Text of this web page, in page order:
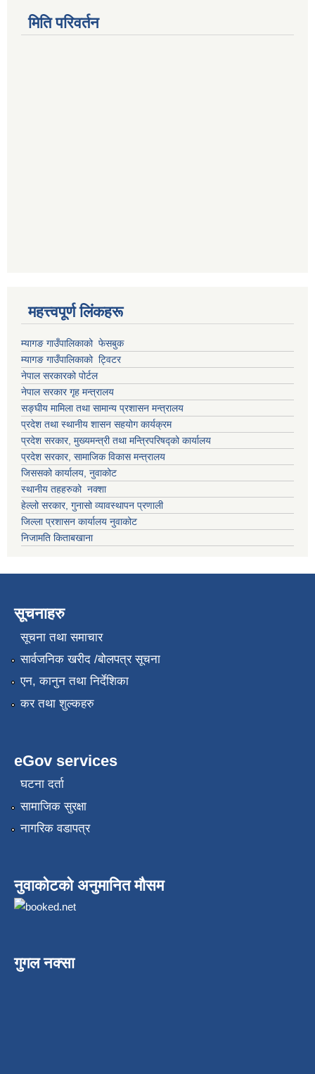
मिति परिवर्तन
महत्त्वपूर्ण लिंकहरू
म्यागङ गाउँपालिकाको फेसबुक
म्यागङ गाउँपालिकाको ट्विटर
नेपाल सरकारको पोर्टल
नेपाल सरकार गृह मन्त्रालय
सङ्घीय मामिला तथा सामान्य प्रशासन मन्त्रालय
प्रदेश तथा स्थानीय शासन सहयोग कार्यक्रम
प्रदेश सरकार, मुख्यमन्त्री तथा मन्त्रिपरिषद्को कार्यालय
प्रदेश सरकार, सामाजिक विकास मन्त्रालय
जिससको कार्यालय, नुवाकोट
स्थानीय तहहरुको नक्शा
हेल्लो सरकार, गुनासो व्यावस्थापन प्रणाली
जिल्ला प्रशासन कार्यालय नुवाकोट
निजामति किताबखाना
सूचनाहरु
सूचना तथा समाचार
सार्वजनिक खरीद /बोलपत्र सूचना
एन, कानुन तथा निर्देशिका
कर तथा शुल्कहरु
eGov services
घटना दर्ता
सामाजिक सुरक्षा
नागरिक वडापत्र
नुवाकोटको अनुमानित मौसम
गुगल नक्सा